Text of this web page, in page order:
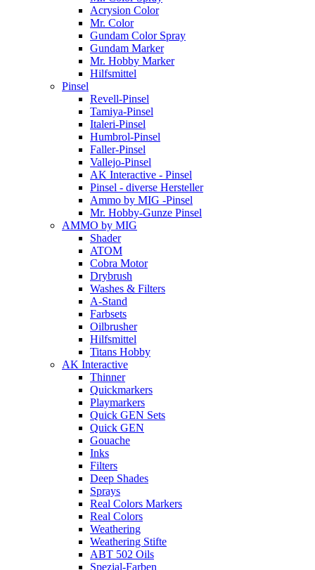
Acrysion Color
Mr. Color
Gundam Color Spray
Gundam Marker
Mr. Hobby Marker
Hilfsmittel
Pinsel
Revell-Pinsel
Tamiya-Pinsel
Italeri-Pinsel
Humbrol-Pinsel
Faller-Pinsel
Vallejo-Pinsel
AK Interactive - Pinsel
Pinsel - diverse Hersteller
Ammo by MIG -Pinsel
Mr. Hobby-Gunze Pinsel
AMMO by MIG
Shader
ATOM
Cobra Motor
Drybrush
Washes & Filters
A-Stand
Farbsets
Oilbrusher
Hilfsmittel
Titans Hobby
AK Interactive
Thinner
Quickmarkers
Playmarkers
Quick GEN Sets
Quick GEN
Gouache
Inks
Filters
Deep Shades
Sprays
Real Colors Markers
Real Colors
Weathering
Weathering Stifte
ABT 502 Oils
Spezial-Farben